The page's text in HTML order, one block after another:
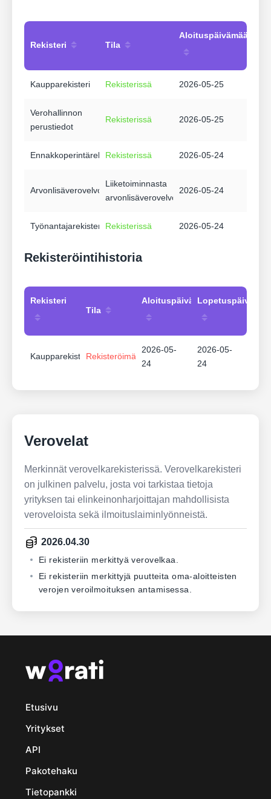
Rekisteri Tila
Aloituspäivämäärä
Kaupparekisteri Rekisterissä 2026-05-25
Verohallinnon
perustiedot
Rekisterissä 2026-05-25
EnnakkoperintärekisteriRekisterissä 2026-05-24
Arvonlisäverovelvollisuus
Liiketoiminnasta
arvonlisäverovelvollinen
2026-05-24
Työnantajarekisteri Rekisterissä 2026-05-24
Rekisteröintihistoria
Rekisteri
Tila
Aloituspäivämäärä
KaupparekisteriRekisteröimätön
2026-05-
24
2026-05-
24
Verovelat
Merkinnät verovelkarekisterissä. Verovelkarekisteri
on julkinen palvelu, josta voi tarkistaa tietoja
yrityksen tai elinkeinonharjoittajan mahdollisista
veroveloista sekä ilmoituslaiminlyönneistä.
2026.04.30
Ei rekisteriin merkittyä verovelkaa.
Ei rekisteriin merkittyjä puutteita oma-aloitteisten
verojen veroilmoituksen antamisessa.
Etusivu
Yritykset
API
Pakotehaku
Tietopankki